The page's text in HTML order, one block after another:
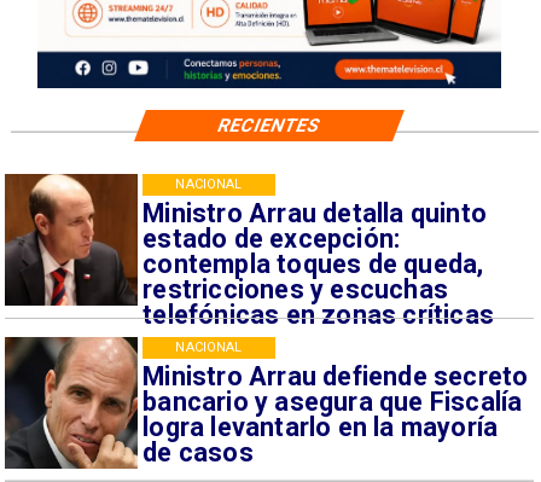
Ministro Arrau detalla quinto
estado de excepción:
contempla toques de queda,
restricciones y escuchas
telefónicas en zonas críticas
NACIONAL
Ministro Arrau defiende secreto
bancario y asegura que Fiscalía
logra levantarlo en la mayoría
de casos
NACIONAL
RECIENTES